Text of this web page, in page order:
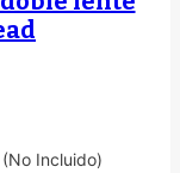
Incluido)